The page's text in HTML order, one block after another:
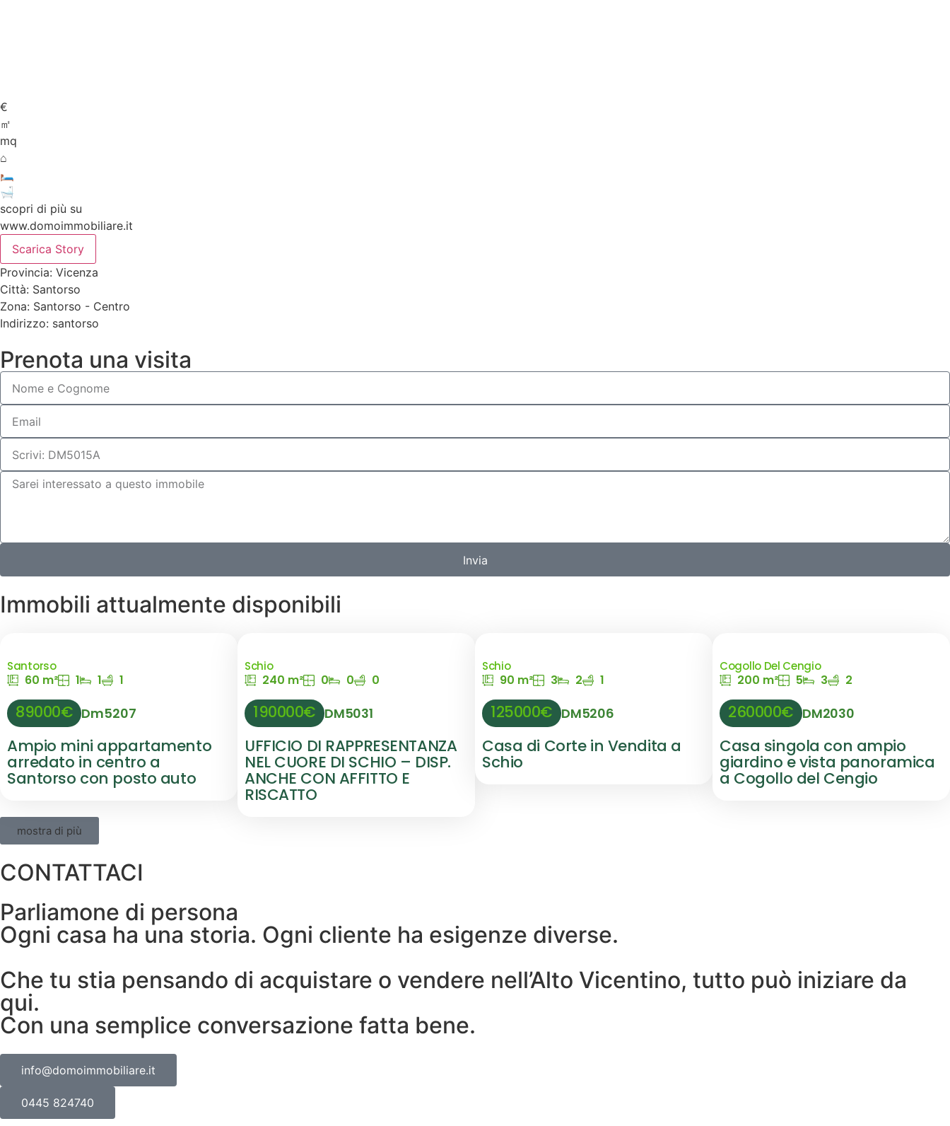
€
㎡
mq
⌂
🛏
🛁
scopri di più su
www.domoimmobiliare.it
Scarica Story
Provincia: Vicenza
Città: Santorso
Zona: Santorso - Centro
Indirizzo: santorso
Prenota una visita
Invia
Immobili attualmente disponibili
Santorso
60 m² 1 1 1
89000€ Dm5207
Ampio mini appartamento
arredato in centro a
Santorso con posto auto
Schio
240 m² 0 0 0
190000€ DM5031
UFFICIO DI RAPPRESENTANZA
NEL CUORE DI SCHIO – DISP.
ANCHE CON AFFITTO E
RISCATTO
Schio
90 m² 3 2 1
125000€ DM5206
Casa di Corte in Vendita a
Schio
Cogollo Del Cengio
200 m² 5 3 2
260000€ DM2030
Casa singola con ampio
giardino e vista panoramica
a Cogollo del Cengio
mostra di più
CONTATTACI
Parliamone di persona
Ogni casa ha una storia. Ogni cliente ha esigenze diverse.
Che tu stia pensando di acquistare o vendere nell’Alto Vicentino, tutto può iniziare da
qui.
Con una semplice conversazione fatta bene.
info@domoimmobiliare.it
0445 824740